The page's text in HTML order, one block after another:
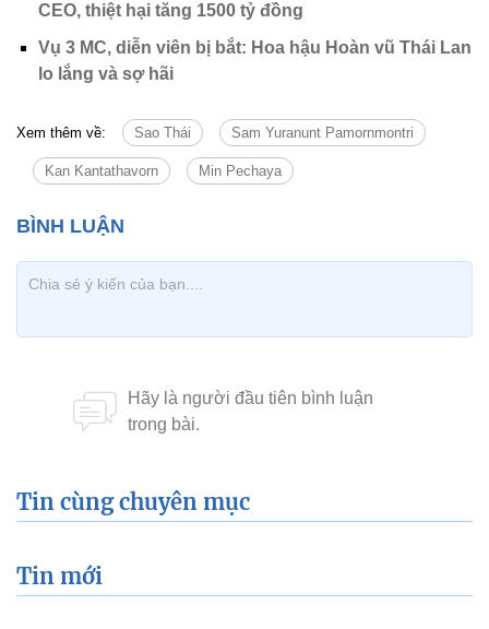
CEO, thiệt hại tăng 1500 tỷ đồng
Vụ 3 MC, diễn viên bị bắt: Hoa hậu Hoàn vũ Thái Lan
lo lắng và sợ hãi
Xem thêm về: Sao Thái Sam Yuranunt Pamornmontri
Kan Kantathavorn Min Pechaya
Tin cùng chuyên mục
Tin mới